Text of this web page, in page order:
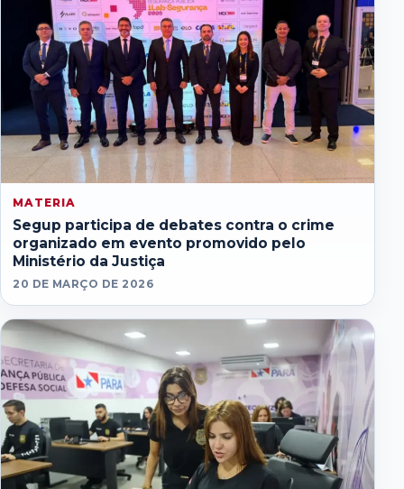
MATERIA
Segup participa de debates contra o crime
organizado em evento promovido pelo
Ministério da Justiça
20 DE MARÇO DE 2026